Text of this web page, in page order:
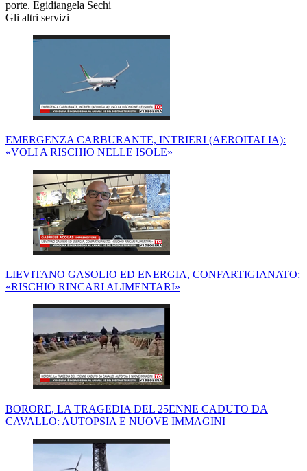
porte. Egidiangela Sechi
Gli altri servizi
EMERGENZA CARBURANTE, INTRIERI (AEROITALIA):
«VOLI A RISCHIO NELLE ISOLE»
LIEVITANO GASOLIO ED ENERGIA, CONFARTIGIANATO:
«RISCHIO RINCARI ALIMENTARI»
BORORE, LA TRAGEDIA DEL 25ENNE CADUTO DA
CAVALLO: AUTOPSIA E NUOVE IMMAGINI